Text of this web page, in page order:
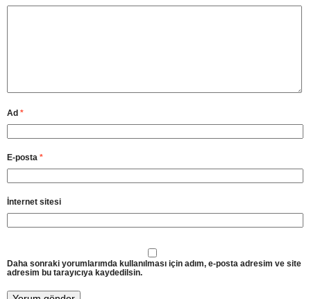
Ad *
E-posta *
İnternet sitesi
Daha sonraki yorumlarımda kullanılması için adım, e-posta adresim ve site
adresim bu tarayıcıya kaydedilsin.